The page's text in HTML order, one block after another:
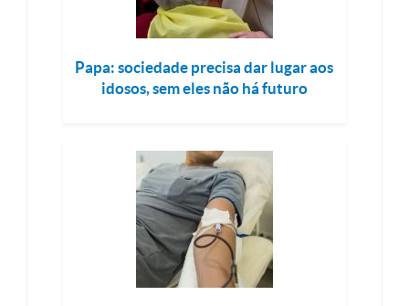
Papa: sociedade precisa dar lugar aos
idosos, sem eles não há futuro